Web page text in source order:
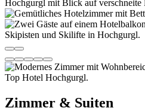
Zimmer & Suiten